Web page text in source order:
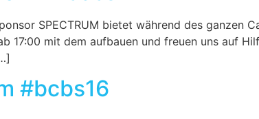
SPECTRUM bietet während des ganzen
17:00 mit dem aufbauen und freuen uns auf
#bcbs16